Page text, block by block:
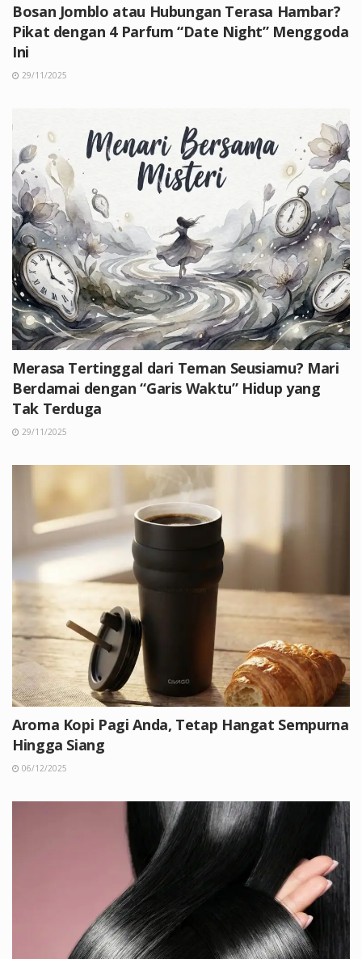
Bosan Jomblo atau Hubungan Terasa Hambar?
Pikat dengan 4 Parfum “Date Night” Menggoda
Ini
29/11/2025
Merasa Tertinggal dari Teman Seusiamu? Mari
Berdamai dengan “Garis Waktu” Hidup yang
Tak Terduga
29/11/2025
Aroma Kopi Pagi Anda, Tetap Hangat Sempurna
Hingga Siang
06/12/2025